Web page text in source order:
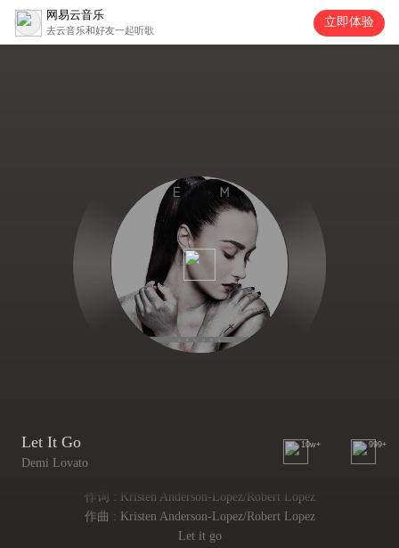
网易云音乐
去云音乐和好友一起听歌
立即体验
Let It Go
Demi Lovato
10w+ 999+
作词 : Kristen Anderson-Lopez/Robert Lopez
作曲 : Kristen Anderson-Lopez/Robert Lopez
Let it go